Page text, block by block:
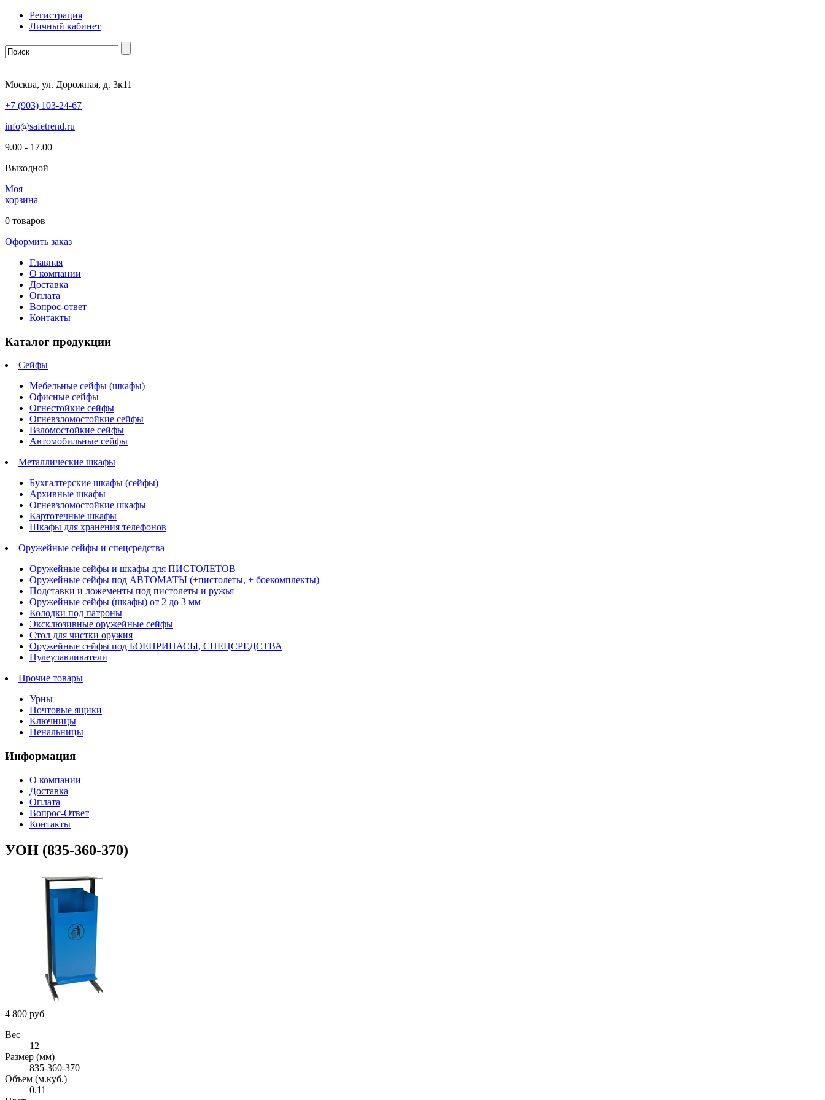
Регистрация
Личный кабинет
Москва, ул. Дорожная, д. 3к11
+7 (903) 103-24-67
info@safetrend.ru
9.00 - 17.00
Выходной
Моя
корзина
0 товаров
Оформить заказ
Главная
О компании
Доставка
Оплата
Вопрос-ответ
Контакты
Каталог продукции
Сейфы
Мебельные сейфы (шкафы)
Офисные сейфы
Огнестойкие сейфы
Огневзломостойкие сейфы
Взломостойкие сейфы
Автомобильные сейфы
Металлические шкафы
Бухгалтерские шкафы (сейфы)
Архивные шкафы
Огневзломостойкие шкафы
Картотечные шкафы
Шкафы для хранения телефонов
Оружейные сейфы и спецсредства
Оружейные сейфы и шкафы для ПИСТОЛЕТОВ
Оружейные сейфы под АВТОМАТЫ (+пистолеты, + боекомплекты)
Подставки и ложементы под пистолеты и ружья
Оружейные сейфы (шкафы) от 2 до 3 мм
Колодки под патроны
Эксклюзивные оружейные сейфы
Стол для чистки оружия
Оружейные сейфы под БОЕПРИПАСЫ, СПЕЦСРЕДСТВА
Пулеулавливатели
Прочие товары
Урны
Почтовые ящики
Ключницы
Пенальницы
Информация
О компании
Доставка
Оплата
Вопрос-Ответ
Контакты
УОН (835-360-370)
4 800 руб
Вес
12
Размер (мм)
835-360-370
Объем (м.куб.)
0.11